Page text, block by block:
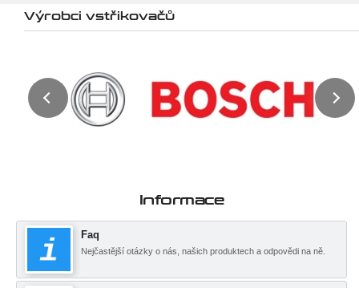
Výrobci vstřikovačů
Informace
Faq
Nejčastější otázky o nás, našich produktech a odpovědi na ně.